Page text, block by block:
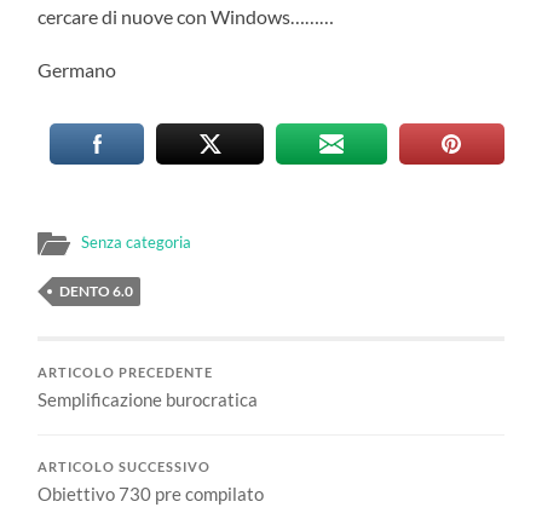
cercare di nuove con Windows………
Germano
Senza categoria
DENTO 6.0
ARTICOLO PRECEDENTE
Semplificazione burocratica
ARTICOLO SUCCESSIVO
Obiettivo 730 pre compilato